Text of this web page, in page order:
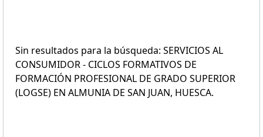
Sin resultados para la búsqueda: SERVICIOS AL
CONSUMIDOR - CICLOS FORMATIVOS DE
FORMACIÓN PROFESIONAL DE GRADO SUPERIOR
(LOGSE) EN ALMUNIA DE SAN JUAN, HUESCA.